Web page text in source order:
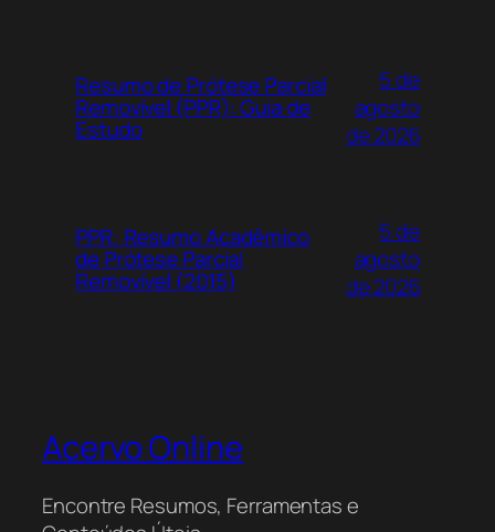
Resumo de Prótese Parcial
Removível (PPR): Guia de
Estudo
5 de
agosto
de 2026
PPR: Resumo Acadêmico
de Prótese Parcial
Removível (2015)
5 de
agosto
de 2026
Acervo Online
Encontre Resumos, Ferramentas e